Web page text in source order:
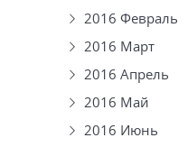
2016 Февраль
2016 Март
2016 Апрель
2016 Май
2016 Июнь